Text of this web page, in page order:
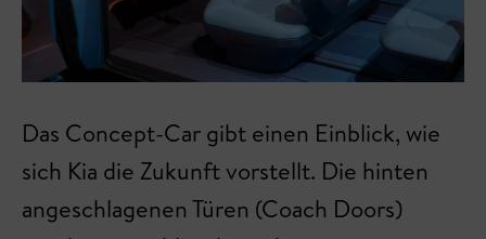
Das Concept-Car gibt einen Einblick, wie
sich Kia die Zukunft vorstellt. Die hinten
angeschlagenen Türen (Coach Doors)